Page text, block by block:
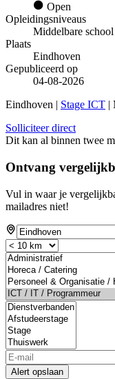
Open
Opleidingsniveaus
Middelbare school
Plaats
Eindhoven
Gepubliceerd op
04-08-2026
Eindhoven | Stage ICT
Solliciteer direct
Dit kan al binnen twee
Ontvang
Vul in waar je
mailadres niet!
Alert opslaan